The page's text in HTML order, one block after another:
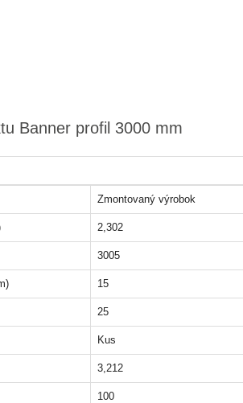
Banner profil 3000 mm
Zmontovaný výrobok
2,302
3005
15
25
Kus
3,212
100